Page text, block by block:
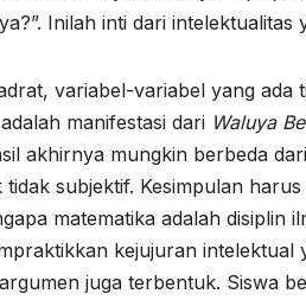
Inilah inti dari intelektualitas
variabel-variabel yang
manifestasi dari Waluya
akhirnya mungkin berbeda
subjektif. Kesimpulan
matematika adalah disiplin
kejujuran intelektual
juga terbentuk. Siswa